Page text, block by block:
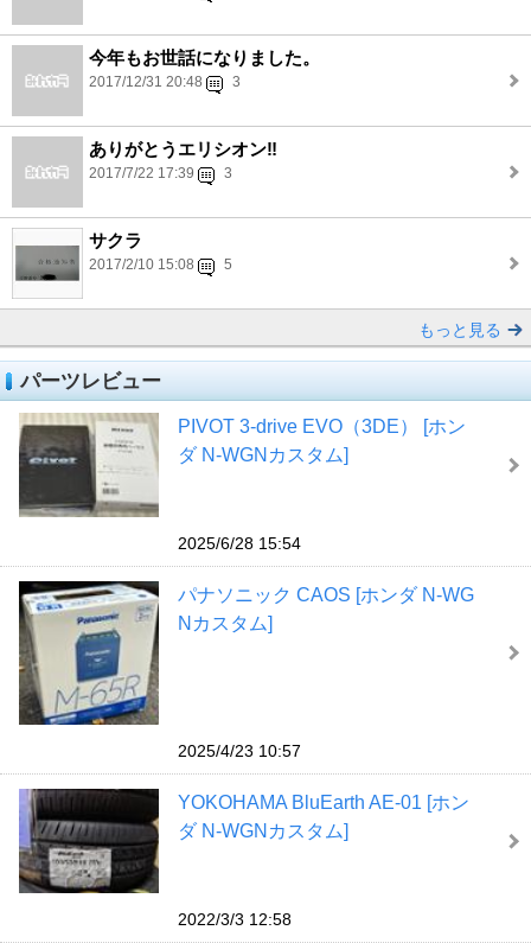
今年もお世話になりました。
2017/12/31 20:48 3
ありがとうエリシオン‼
2017/7/22 17:39 3
サクラ
2017/2/10 15:08 5
もっと見る
パーツレビュー
PIVOT 3-drive EVO（3DE） [ホン
ダ N-WGNカスタム]
2025/6/28 15:54
パナソニック CAOS [ホンダ N-WG
Nカスタム]
2025/4/23 10:57
YOKOHAMA BluEarth AE-01 [ホン
ダ N-WGNカスタム]
2022/3/3 12:58